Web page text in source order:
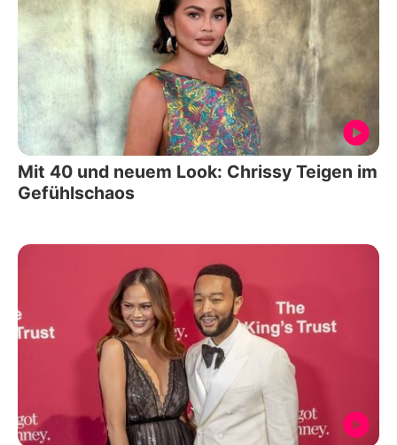
Mit 40 und neuem Look: Chrissy Teigen im
Gefühlschaos